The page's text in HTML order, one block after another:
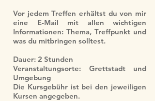
Vor jedem Treffen erhältst du von mir
eine E-Mail mit allen wichtigen
Informationen: Thema, Treffpunkt und
was du mitbringen solltest.
Dauer: 2 Stunden
Veranstaltungsorte: Grettstadt und
Umgebung
Die Kursgebühr ist bei den jeweiligen
Kursen angegeben.